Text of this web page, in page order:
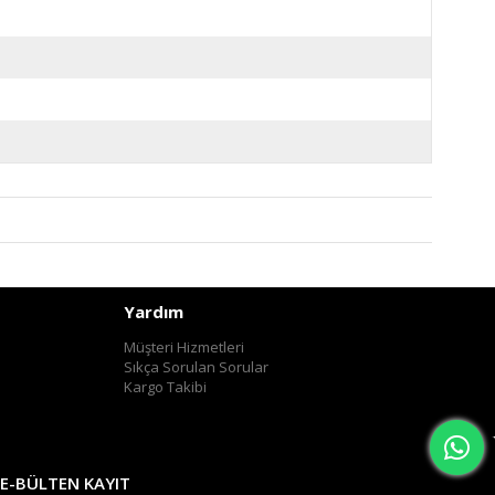
Yardım
Müşteri Hizmetleri
Sıkça Sorulan Sorular
Kargo Takibi
E-BÜLTEN KAYIT